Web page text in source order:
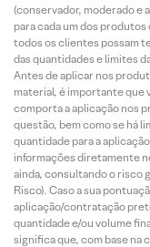
(conservador, moderado e
para cada um dos
todos os clientes possam
das quantidades e limites
Antes de aplicar nos
material, é importante que
comporta a aplicação nos
questão, bem como se há
quantidade para a
informações diretamente
ainda, consultando o risco
Risco). Caso a sua
aplicação/contratação
quantidade e/ou volume
significa que, com base na